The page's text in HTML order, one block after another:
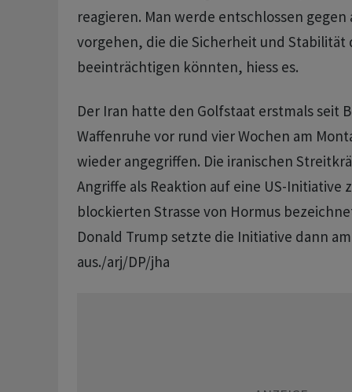
reagieren. Man werde entschlossen gegen
vorgehen, die die Sicherheit und Stabilität
beeinträchtigen könnten, hiess es.
Der Iran hatte den Golfstaat erstmals seit
Waffenruhe vor rund vier Wochen am
wieder angegriffen. Die iranischen
Angriffe als Reaktion auf eine US-Initiative
blockierten Strasse von Hormus
Donald Trump setzte die Initiative dann
aus./arj/DP/jha